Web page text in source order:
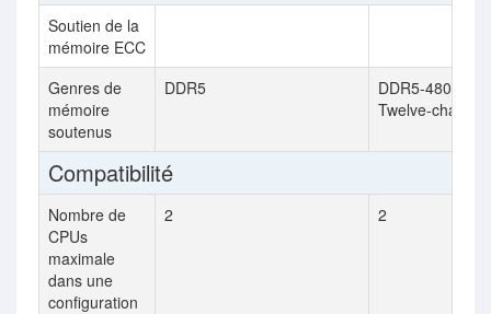
Soutien de la
mémoire ECC
Genres de
mémoire
soutenus
DDR5
DDR5-4800
Twelve-channel
Compatibilité
Nombre de
CPUs
maximale
dans une
configuration
2 2